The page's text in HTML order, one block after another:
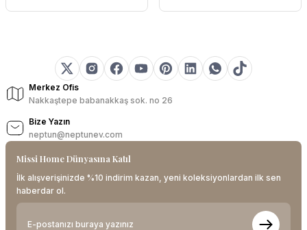
Merkez Ofis
Nakkaştepe babanakkaş sok. no 26
Bize Yazın
neptun@neptunev.com
Missi Home Dünyasına Katıl
İlk alışverişinizde %10 indirim kazan, yeni koleksiyonlardan ilk sen
haberdar ol.